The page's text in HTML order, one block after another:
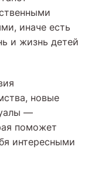
иначе есть
и жизнь детей
новые
—
поможет
интересными